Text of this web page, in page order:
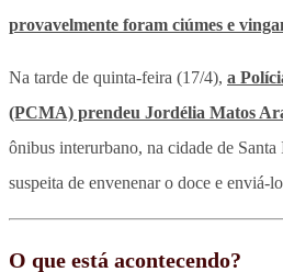
provavelmente foram ciúmes e
Na tarde de quinta-feira (17/4), a
(PCMA) prendeu Jordélia Matos
ônibus interurbano, na cidade de
suspeita de envenenar o doce e enviá-
O que está acontecendo?